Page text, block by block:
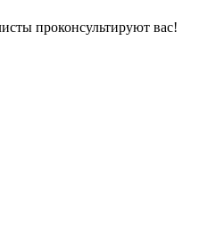
проконсультируют вас!